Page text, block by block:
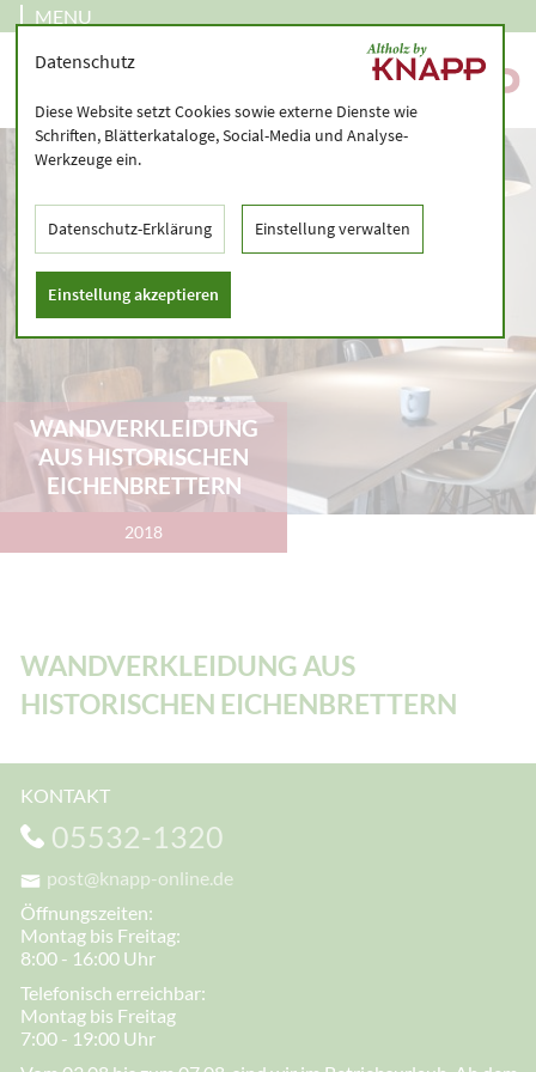
MENU
WANDVERKLEIDUNG
AUS HISTORISCHEN
EICHENBRETTERN
2018
WANDVERKLEIDUNG AUS
HISTORISCHEN EICHENBRETTERN
KONTAKT
05532-1320
post@knapp-online.de
Öffnungszeiten:
Montag bis Freitag:
8:00 - 16:00 Uhr
Telefonisch erreichbar:
Montag bis Freitag
7:00 - 19:00 Uhr
Datenschutz
Diese Website setzt Cookies sowie externe Dienste wie
Schriften, Blätterkataloge, Social-Media und Analyse-
Werkzeuge ein.
Datenschutz-Erklärung Einstellung verwalten
Einstellung akzeptieren